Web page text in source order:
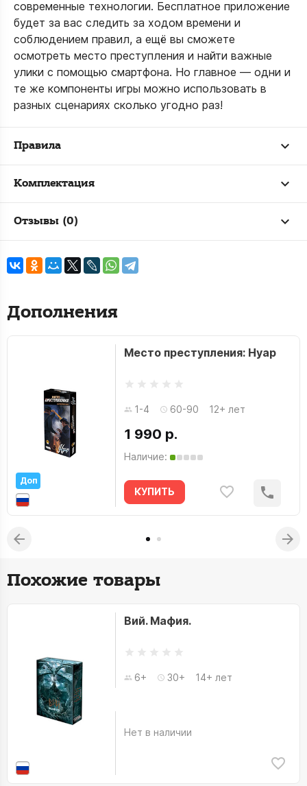
современные технологии. Бесплатное приложение
будет за вас следить за ходом времени и
соблюдением правил, а ещё вы сможете
осмотреть место преступления и найти важные
улики с помощью смартфона. Но главное — одни и
те же компоненты игры можно использовать в
разных сценариях сколько угодно раз!
Правила
Комплектация
Отзывы (0)
Дополнения
Доп
Место преступления: Нуар
1-4 60-90 12+ лет
1 990 р.
Наличие:
КУПИТЬ
Похожие товары
Вий. Мафия.
6+ 30+ 14+ лет
Нет в наличии